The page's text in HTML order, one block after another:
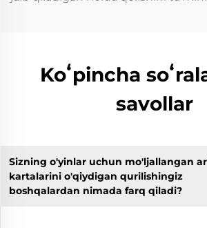
Koʻpincha
savollar
Sizning o'yinlar uchun mo'ljallangan
kartalarini o'qiydigan qurilishingiz
boshqalardan nimada farq qiladi?